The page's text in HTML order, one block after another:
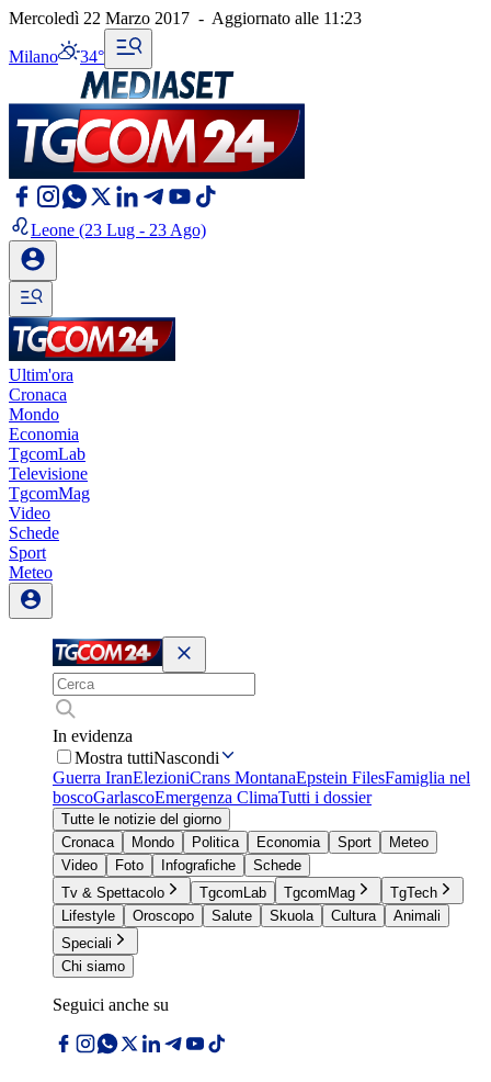
Mercoledì 22 Marzo 2017 - Aggiornato alle 11:23
Milano 34°
Leone (23 Lug - 23 Ago)
Ultim'ora
Cronaca
Mondo
Economia
TgcomLab
Televisione
TgcomMag
Video
Schede
Sport
Meteo
In evidenza
Mostra tuttiNascondi
Guerra IranElezioniCrans MontanaEpstein FilesFamiglia nel
boscoGarlascoEmergenza ClimaTutti i dossier
Tutte le notizie del giorno
Cronaca
Mondo Politica Economia Sport
Meteo
Video
Foto Infografiche
Schede
Tv & Spettacolo
TgcomLab TgcomMag
TgTech
Lifestyle
Oroscopo Salute Skuola Cultura
Animali
Speciali
Chi siamo
Seguici anche su